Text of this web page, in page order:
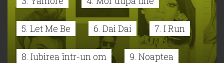
5. Let Me Be 6. Dai Dai 7. I Run
8. Iubirea într-un om 9. Noaptea